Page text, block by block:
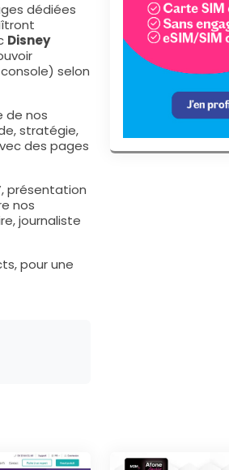
dédiées
Disney
selon
de nos
stratégie,
des pages
présentation
nos
journaliste
pour une